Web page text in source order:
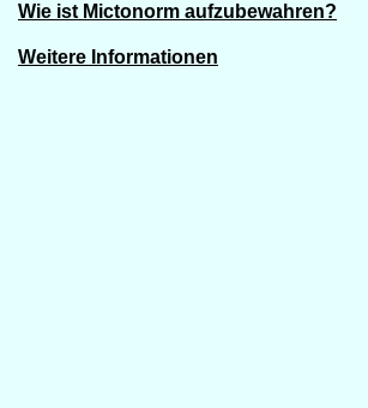
Wie ist Mictonorm aufzubewahren?
Weitere Informationen